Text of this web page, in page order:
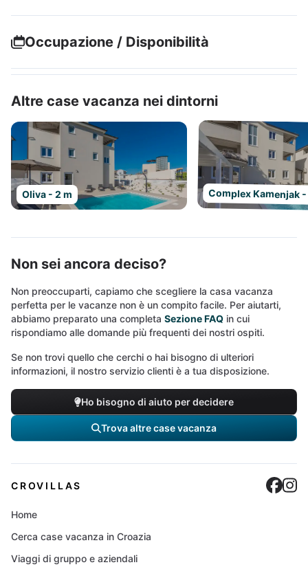
Occupazione / Disponibilità
Altre case vacanza nei dintorni
Oliva - 2 m Complex Kamenjak -
Non sei ancora deciso?
Non preoccuparti, capiamo che scegliere la casa vacanza
perfetta per le vacanze non è un compito facile. Per aiutarti,
abbiamo preparato una completa Sezione FAQ in cui
rispondiamo alle domande più frequenti dei nostri ospiti.
Se non trovi quello che cerchi o hai bisogno di ulteriori
informazioni, il nostro servizio clienti è a tua disposizione.
Ho bisogno di aiuto per decidere
Trova altre case vacanza
CROVILLAS
Home
Cerca case vacanza in Croazia
Viaggi di gruppo e aziendali